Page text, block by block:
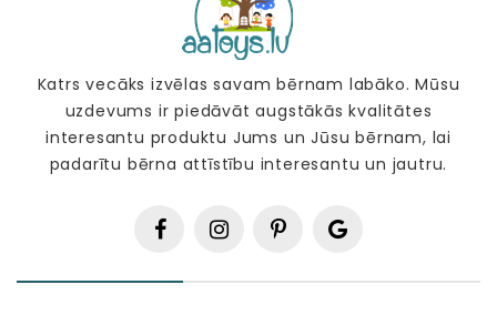
Katrs vecāks izvēlas savam bērnam labāko. Mūsu
uzdevums ir piedāvāt augstākās kvalitātes
interesantu produktu Jums un Jūsu bērnam, lai
padarītu bērna attīstību interesantu un jautru.